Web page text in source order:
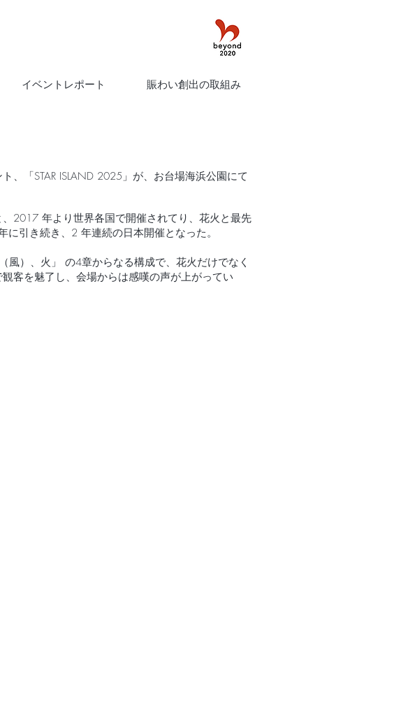
イベントレポート 賑わい創出の取組み
、「STAR ISLAND 2025」が、お台場海浜公園にて
2017 年より世界各国で開催されてり、花⽕と最先
引き続き、2 年連続の⽇本開催となった。
風）、火」 の4章からなる構成で、花火だけでなく
客を魅了し、会場からは感嘆の声が上がってい